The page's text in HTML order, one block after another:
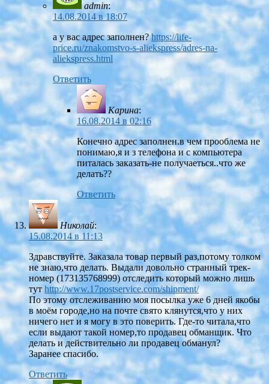
admin:
14.08.2014 в 18:07
а у вас адрес заполнен?https://life-
price.ru/znakomstvo-s-aliekspress/adres-na-
aliekspress.html
Ответить
Карина:
16.08.2014 в 02:16
Конечно адрес заполнен.в чем прооблема не
понимаю,я и з телефона и с компьютера
питалась заказать-не получаеться..что же
делать??
Ответить
Николай:
15.08.2014 в 11:13
Здравствуйте. Заказала товар первый раз,потому толком
не знаю,что делать. Выдали довольно странный трек-
номер (173135768999) отследить который можно лишь
тут http://www.17postservice.com/shipment/
По этому отслеживанию моя посылка уже 6 дней якобы
в моём городе,но на почте свято клянутся,что у них
ничего нет и я могу в это поверить. Где-то читала,что
если выдают такой номер,то продавец обманщик. Что
делать и действительно ли продавец обманул?
Заранее спасибо.
Ответить